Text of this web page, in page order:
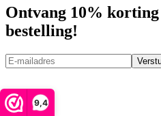
9,4
Ontvang 10%
bestelling!